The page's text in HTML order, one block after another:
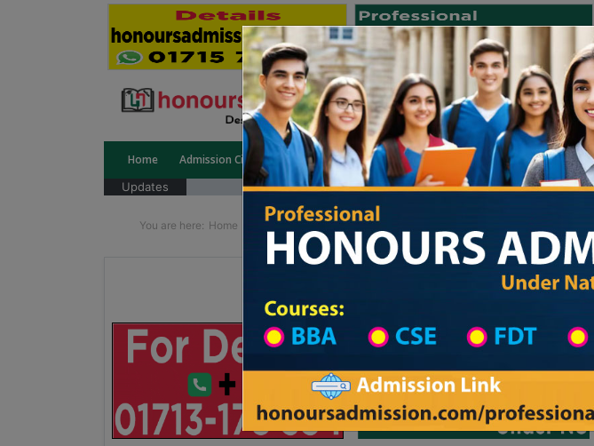
Home Admission Circular Public University Private University International
Updates
You are here: Home School Category High School in Chattogram Wise
Private